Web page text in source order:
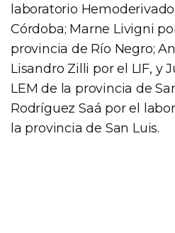
laboratorio
Córdoba; Marne Livigni
provincia de Río Negro;
Lisandro Zilli por el LIF, y
LEM de la provincia de
Rodríguez Saá por el
la provincia de San Luis.